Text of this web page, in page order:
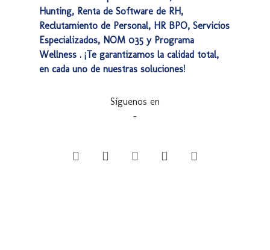
Hunting, Renta de Software de RH,
Reclutamiento de Personal, HR BPO, Servicios
Especializados, NOM 035 y Programa
Wellness . ¡Te garantizamos la calidad total,
en cada uno de nuestras soluciones!
Síguenos en
–